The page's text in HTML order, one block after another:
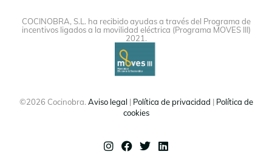
COCINOBRA, S.L. ha recibido ayudas a través del Programa de
incentivos ligados a la movilidad eléctrica (Programa MOVES III)
2021.
©2026 Cocinobra. Aviso legal | Política de privacidad | Política de
cookies